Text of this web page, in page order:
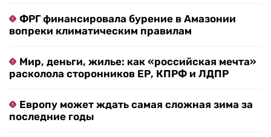
ФРГ финансировала бурение в Амазонии
вопреки климатическим правилам
Мир, деньги, жилье: как «российская мечта»
расколола сторонников ЕР, КПРФ и ЛДПР
Европу может ждать самая сложная зима за
последние годы